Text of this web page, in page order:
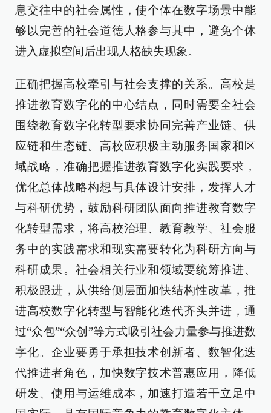
息交往中的社会属性，使个体在数字场景中能
够以完善的社会道德人格参与其中，避免个体
进入虚拟空间后出现人格缺失现象。
正确把握高校牵引与社会支撑的关系。高校是
推进教育数字化的中心结点，同时需要全社会
围绕教育数字化转型要求协同完善产业链、供
应链和生态链。高校应积极主动服务国家和区
域战略，准确把握推进教育数字化实践要求，
优化总体战略构想与具体设计安排，发挥人才
与科研优势，鼓励科研团队面向推进教育数字
化转型需求，将高校治理、教育教学、社会服
务中的实践需求和现实需要转化为科研方向与
科研成果。社会相关行业和领域要统筹推进、
积极跟进，从供给侧层面加快结构性改革，推
进高校数字化转型与智能化迭代齐头并进，通
过“众包”“众创”等方式吸引社会力量参与推进数
字化。企业要勇于承担技术创新者、数智化迭
代推进者角色，加快数字技术普惠应用，降低
研发、使用与运维成本，加速打造若干立足中